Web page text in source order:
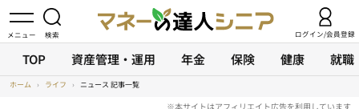
ログイン/会員登録
TOP 資産管理・運用 年金 保険 健康 就職
ホーム › ライフ › ニュース 記事一覧